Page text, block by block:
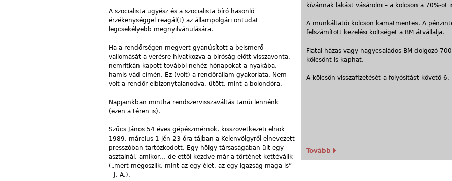
kívánnak lakást vásárolni – a kölcsön a 70%-ot
A munkáltatói kölcsön kamatmentes. A
felszámított kezelési költséget a BM átvállalja.
Fiatal házas vagy nagycsaládos BM-dolgozó
kölcsönt is kaphat.
A kölcsön visszafizetését a folyósítást követő 6.
Tovább
A szocialista ügyész és a szocialista bíró hasonló
érzékenységgel reagál(t) az állampolgári öntudat
legcsekélyebb megnyilvánulására.
Ha a rendőrségen megvert gyanúsított a beismerő
vallomását a verésre hivatkozva a bíróság előtt visszavonta,
nemritkán kapott további nehéz hónapokat a nyakába,
hamis vád címén. Ez (volt) a rendőrállam gyakorlata. Nem
volt a rendőr elbizonytalanodva, ütött, mint a bolondóra.
Napjainkban mintha rendszervisszaváltás tanúi lennénk
(ezen a téren is).
Szűcs János 54 éves gépészmérnök, kisszövetkezeti elnök
1989. március 1-jén 23 óra tájban a Kelenvölgyről elnevezett
presszóban tartózkodott. Egy hölgy társaságában ült egy
asztalnál, amikor… de ettől kezdve már a történet kettéválik
(„mert megoszlik, mint az egy élet, az egy igazság maga is”
– J. A.).